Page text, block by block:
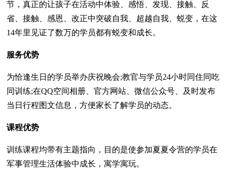
节，真正的让孩子在活动中体验、感悟、发现、接触、反
省、接触、感恩、改正中突破自我、超越自我、蜕变，在这
14年里见证了数万的学员都有蜕变和成长。
服务优势
为恰逢生日的学员举办庆祝晚会;教官与学员24小时同住同吃
同训练;在QQ空间相册、官方网站、微信公众号、及时发布
当日行程图文信息，方便家长了解学员的动态。
课程优势
训练课程均带有主题指向，目的是使参加夏夏令营的学员在
军事管理生活体验中成长，寓学寓玩。